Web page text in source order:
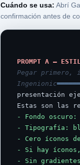
Cuándo se usa: Abrí
confirmación antes de
PROMPT A —
Pegar primero,
Ingenionic
presentación
Estas son las
- Fondo oscuro:
- Tipografía:
- Cero íconos
- Si hay
- Sin